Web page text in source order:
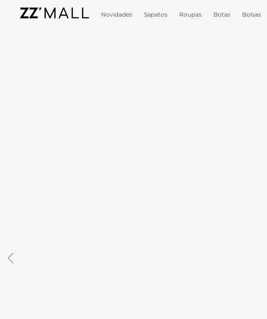
Novidades Sapatos Roupas Botas Bolsas